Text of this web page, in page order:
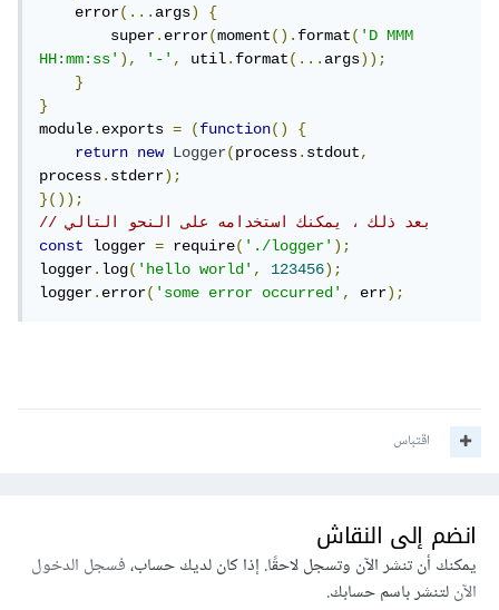
    error
(...args)
{
        super
.error(moment().format('D MMM
HH:mm:ss'), '-', util.format(...args));
}
}
module.exports = (function()
{
return
new Logger(process.stdout,
process.stderr);
}());
// بعد ذلك ، يمكنك استخدامه على النحو التالي
const
logger = require('./logger');
logger.log('hello world', 123456);
logger.error('some error occurred', err);
اقتباس
انضم إلى النقاش
يمكنك أن تنشر الآن وتسجل لاحقًا. إذا كان لديك حساب،فسجل الدخول
الآنلتنشر باسم حسابك.